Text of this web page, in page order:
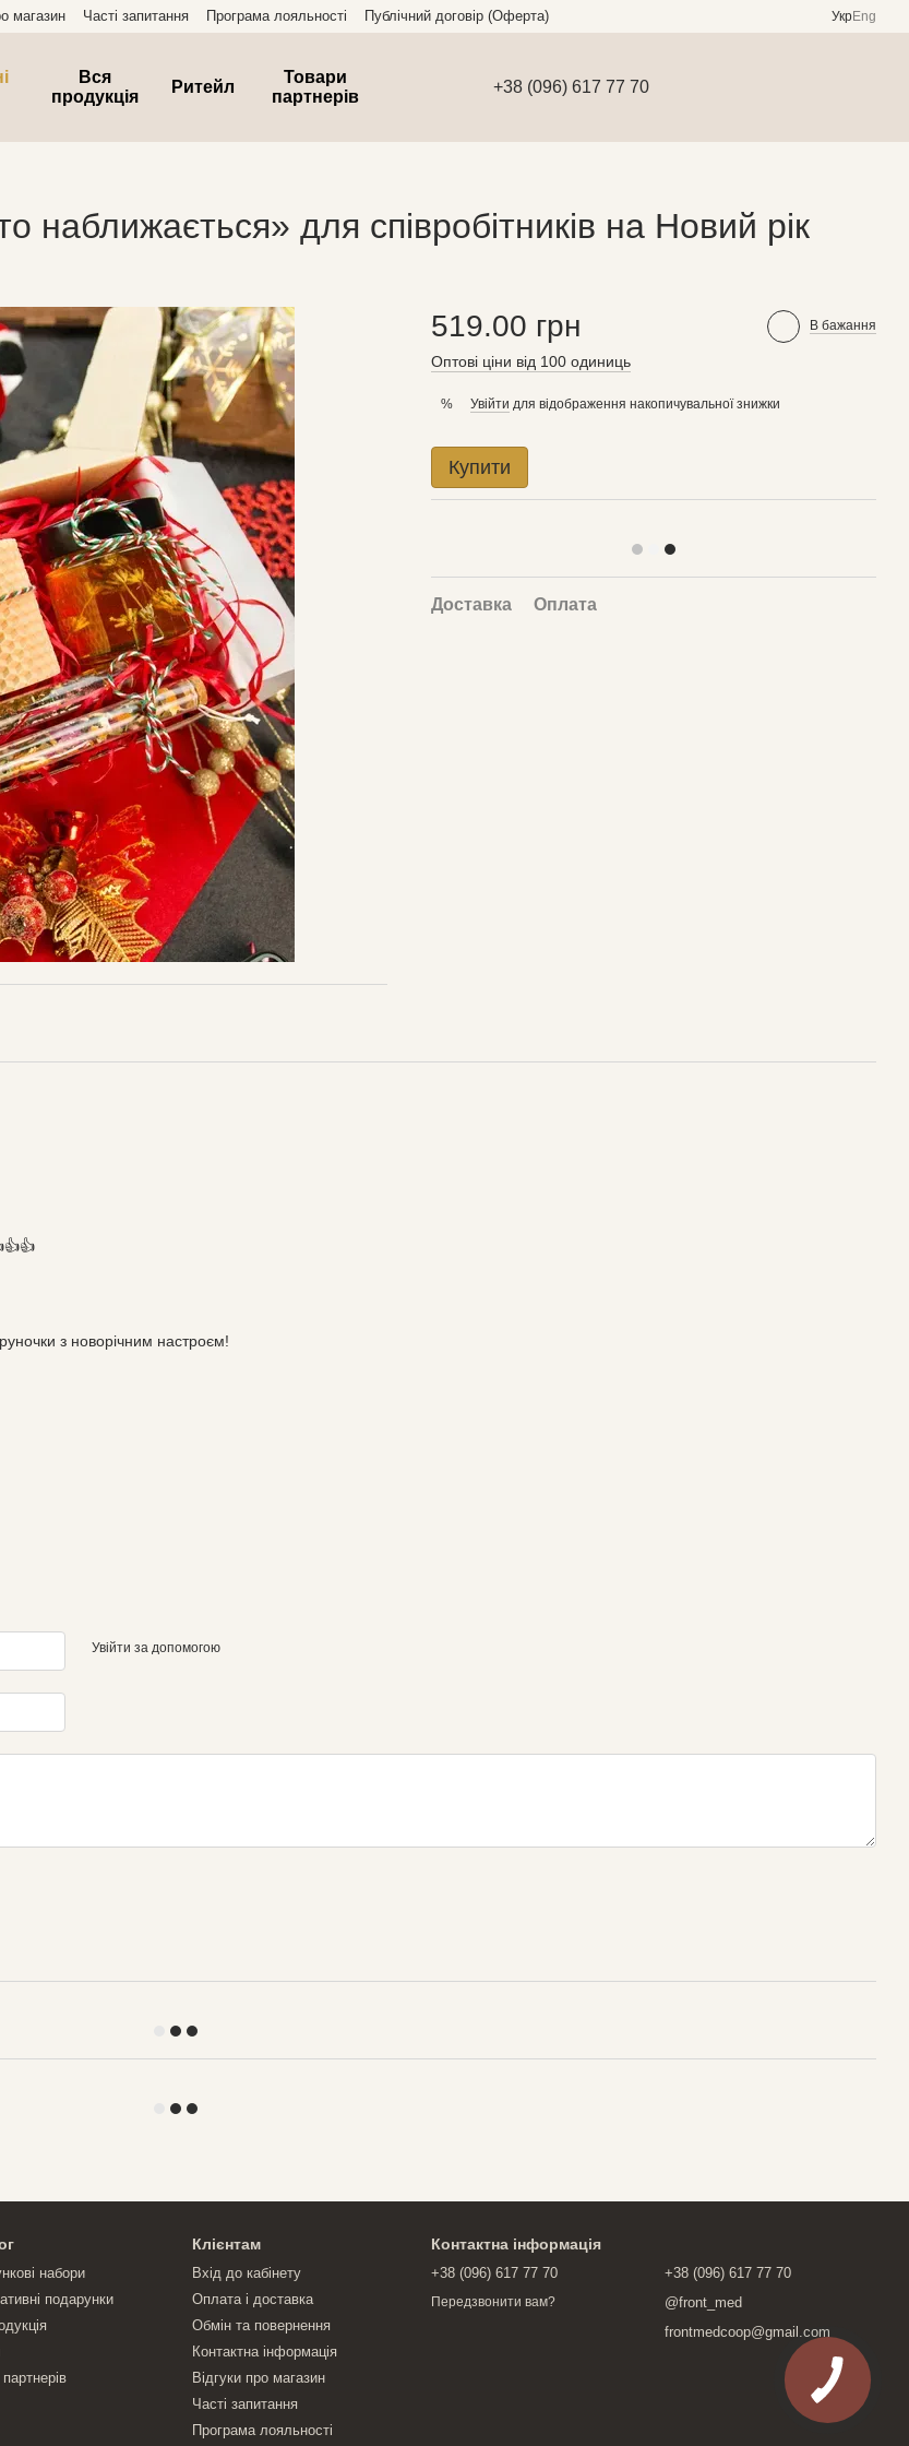
магазин Часті запитання Програма лояльності Публічний договір (Оферта) УкрEng
Вся
продукція
Ритейл
Товари
партнерів
+38 (096) 617 77 70
наближається» для співробітників на Новий рік
519.00 грн В бажання
Оптові ціни від 100 одиниць
% Увійти для відображення накопичувальної знижки
Купити
Доставка Оплата
з новорічним настроєм!
Увійти за допомогою
набори
подарунки
Клієнтам
Вхід до кабінету
Оплата і доставка
Обмін та повернення
Контактна інформація
Відгуки про магазин
Часті запитання
Програма лояльності
Контактна інформація
+38 (096) 617 77 70
Передзвонити вам?
+38 (096) 617 77 70
@front_med
frontmedcoop@gmail.com